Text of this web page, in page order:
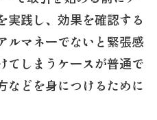
実践し、効果を確認する
ルマネーでないと緊張感
てしまうケースが普通で
などを身につけるために